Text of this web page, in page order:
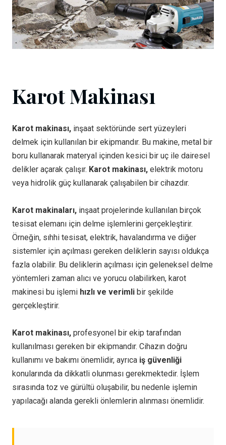
Karot Makinası
Karot makinası, inşaat sektöründe sert yüzeyleri
delmek için kullanılan bir ekipmandır. Bu makine, metal bir
boru kullanarak materyal içinden kesici bir uç ile dairesel
delikler açarak çalışır. Karot makinası, elektrik motoru
veya hidrolik güç kullanarak çalışabilen bir cihazdır.
Karot makinaları, inşaat projelerinde kullanılan birçok
tesisat elemanı için delme işlemlerini gerçekleştirir.
Örneğin, sıhhi tesisat, elektrik, havalandırma ve diğer
sistemler için açılması gereken deliklerin sayısı oldukça
fazla olabilir. Bu deliklerin açılması için geleneksel delme
yöntemleri zaman alıcı ve yorucu olabilirken, karot
makinesi bu işlemi hızlı ve verimli bir şekilde
gerçekleştirir.
Karot makinası, profesyonel bir ekip tarafından
kullanılması gereken bir ekipmandır. Cihazın doğru
kullanımı ve bakımı önemlidir, ayrıca iş güvenliği
konularında da dikkatli olunması gerekmektedir. İşlem
sırasında toz ve gürültü oluşabilir, bu nedenle işlemin
yapılacağı alanda gerekli önlemlerin alınması önemlidir.